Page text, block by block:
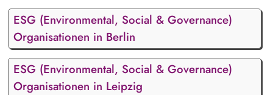
ESG (Environmental, Social & Governance)
Organisationen in Berlin
ESG (Environmental, Social & Governance)
Organisationen in Leipzig